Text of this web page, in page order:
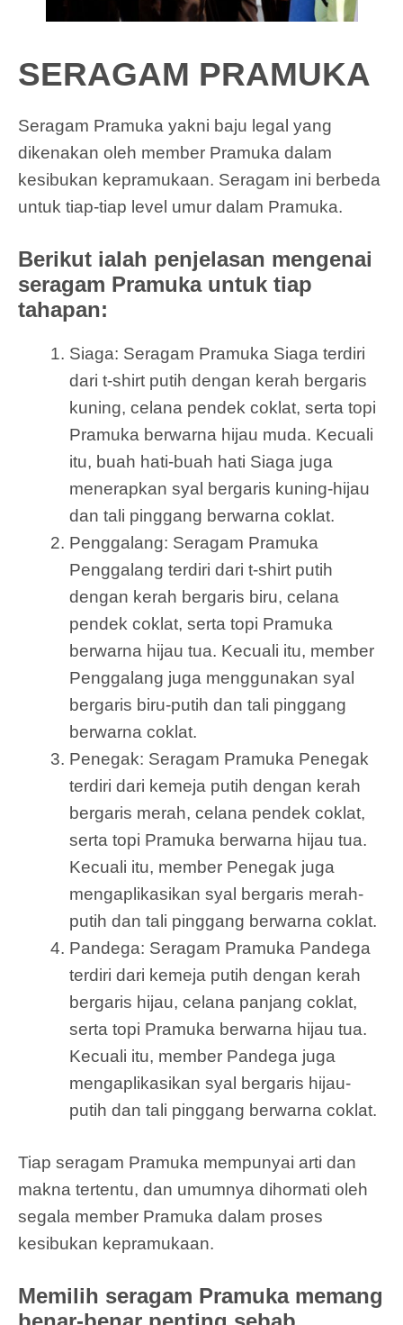
SERAGAM PRAMUKA
Seragam Pramuka yakni baju legal yang
dikenakan oleh member Pramuka dalam
kesibukan kepramukaan. Seragam ini berbeda
untuk tiap-tiap level umur dalam Pramuka.
Berikut ialah penjelasan mengenai
seragam Pramuka untuk tiap
tahapan:
Siaga: Seragam Pramuka Siaga terdiri
dari t-shirt putih dengan kerah bergaris
kuning, celana pendek coklat, serta topi
Pramuka berwarna hijau muda. Kecuali
itu, buah hati-buah hati Siaga juga
menerapkan syal bergaris kuning-hijau
dan tali pinggang berwarna coklat.
Penggalang: Seragam Pramuka
Penggalang terdiri dari t-shirt putih
dengan kerah bergaris biru, celana
pendek coklat, serta topi Pramuka
berwarna hijau tua. Kecuali itu, member
Penggalang juga menggunakan syal
bergaris biru-putih dan tali pinggang
berwarna coklat.
Penegak: Seragam Pramuka Penegak
terdiri dari kemeja putih dengan kerah
bergaris merah, celana pendek coklat,
serta topi Pramuka berwarna hijau tua.
Kecuali itu, member Penegak juga
mengaplikasikan syal bergaris merah-
putih dan tali pinggang berwarna coklat.
Pandega: Seragam Pramuka Pandega
terdiri dari kemeja putih dengan kerah
bergaris hijau, celana panjang coklat,
serta topi Pramuka berwarna hijau tua.
Kecuali itu, member Pandega juga
mengaplikasikan syal bergaris hijau-
putih dan tali pinggang berwarna coklat.
Tiap seragam Pramuka mempunyai arti dan
makna tertentu, dan umumnya dihormati oleh
segala member Pramuka dalam proses
kesibukan kepramukaan.
Memilih seragam Pramuka memang